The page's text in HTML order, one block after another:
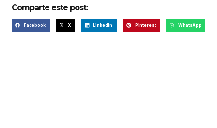
Comparte este post:
Facebook X LinkedIn Pinterest WhatsApp